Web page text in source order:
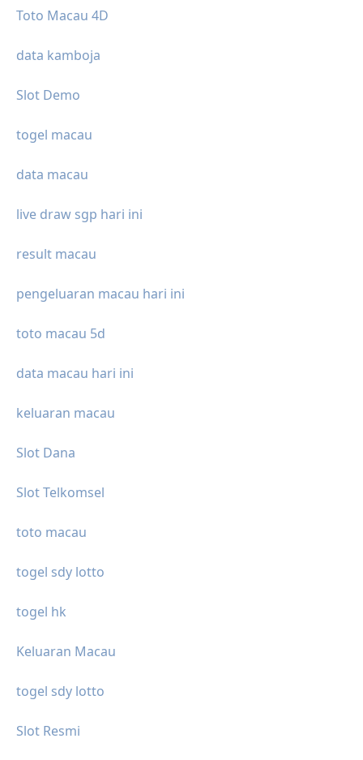
Toto Macau 4D
data kamboja
Slot Demo
togel macau
data macau
live draw sgp hari ini
result macau
pengeluaran macau hari ini
toto macau 5d
data macau hari ini
keluaran macau
Slot Dana
Slot Telkomsel
toto macau
togel sdy lotto
togel hk
Keluaran Macau
togel sdy lotto
Slot Resmi